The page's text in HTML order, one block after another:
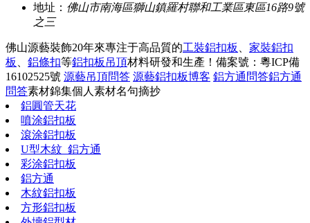
地址： 佛山市南海區獅山鎮羅村聯和工業區東區16路9號
之三
佛山源藝裝飾20年來專注于高品質的工裝鋁扣板
家裝鋁扣
板
鋁條扣等鋁扣板吊頂材料研發和生產！ 備案號：粵ICP備
16102525號 源藝吊頂問答 源藝鋁扣板博客 鋁方通問答鋁方通
問答素材錦集個人素材名句摘抄
鋁圓管天花
噴涂鋁扣板
滾涂鋁扣板
U型木紋_鋁方通
彩涂鋁扣板
鋁方通
木紋鋁扣板
方形鋁扣板